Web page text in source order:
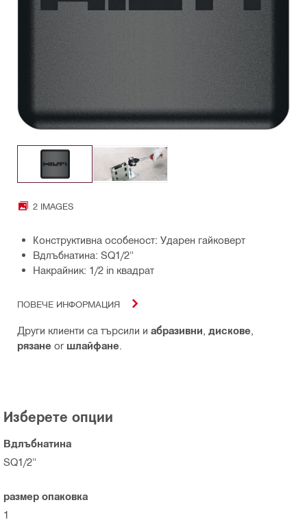
2 IMAGES
Конструктивна особеност: Ударен гайковерт
Вдлъбнатина: SQ1/2"
Накрайник: 1/2 in квадрат
ПОВЕЧЕ ИНФОРМАЦИЯ
Други клиенти са търсили и абразивни дискове
рязане or шлайфане
Изберете опции
Вдлъбнатина
SQ1/2"
размер опаковка
1